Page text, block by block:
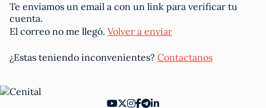
Te enviamos un email a con un link para verificar tu
cuenta.
El correo no me llegó. Volver a enviar
¿Estas teniendo inconvenientes? Contactanos